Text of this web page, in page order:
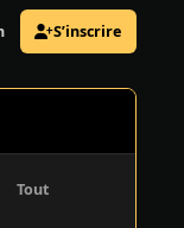
+ 10 DLCs/Bonuses
S’inscrire
Tout